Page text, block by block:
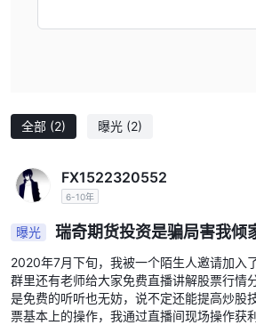
全部 (2) 曝光 (2)
FX1522320552
6-10年
曝光
瑞奇期货投资是骗局害我倾
诱导操作导致亏损实在是高
2020年7月下旬，我被一个陌生人邀请加入
群里还有老师给大家免费直播讲解股票行情
是免费的听听也无妨，说不定还能提高炒股
票基本上的操作，我通过直播间现场操作获